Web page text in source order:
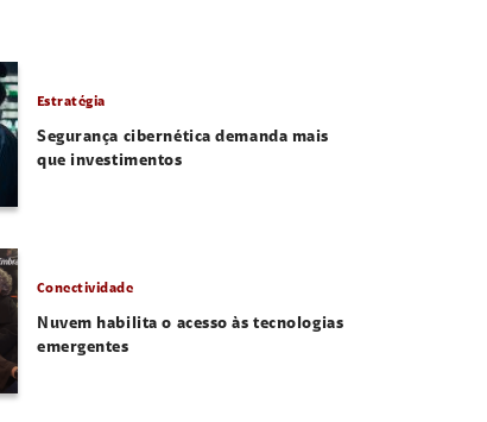
Estratégia
Segurança cibernética demanda mais
que investimentos
Conectividade
Nuvem habilita o acesso às tecnologias
emergentes